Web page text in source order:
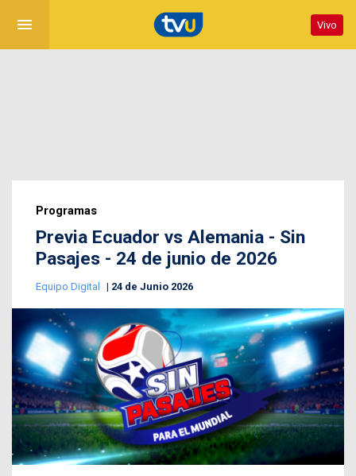
menu Vivo
Programas
Previa Ecuador vs Alemania - Sin
Pasajes - 24 de junio de 2026
Equipo Digital 24 de Junio 2026